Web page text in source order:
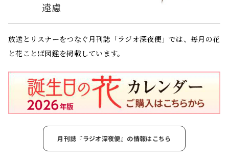
遠慮
放送とリスナーをつなぐ月刊誌「ラジオ深夜便」では、毎月の花
と花ことば図鑑を掲載しています。
月刊誌『ラジオ深夜便』の情報はこちら